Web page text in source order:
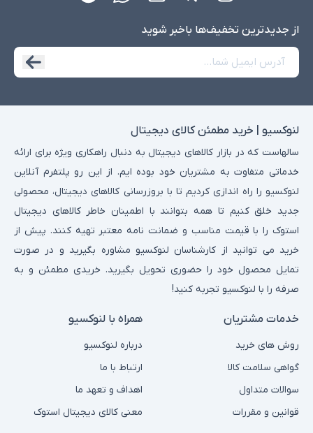
از جدید‌ترین تخفیف‌ها با‌خبر شوید
لنوکسیو | خرید مطمئن کالای دیجیتال
سالهاست که در بازار کالاهای دیجیتال به دنبال راهکاری ویژه برای ارائه
خدماتی متفاوت به مشتریان خود بوده ایم. از این رو پلتفرم آنلاین
لنوکسیو را راه اندازی کردیم تا با بروزرسانی کالاهای دیجیتال، محصولی
جدید خلق کنیم تا همه بتوانند با اطمینان خاطر کالاهای دیجیتال
استوک را با قیمت مناسب و ضمانت نامه معتبر تهیه کنند. پیش از
خرید می توانید از کارشناسان لنوکسیو مشاوره بگیرید و در صورت
تمایل محصول خود را حضوری تحویل بگیرید. خریدی مطمئن و به
صرفه را با لنوکسیو تجربه کنید!
خدمات مشتریان
روش های خرید
گواهی سلامت کالا
سوالات متداول
قوانین و مقررات
همراه با لنوکسیو
درباره لنوکسیو
ارتباط با ما
اهداف و تعهد ما
معنی کالای دیجیتال استوک